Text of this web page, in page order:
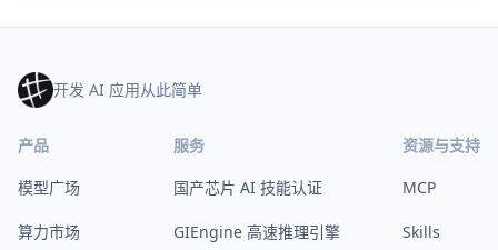
开发 AI 应用从此简单
产品
模型广场
算力市场
服务
国产芯片 AI 技能认证
GIEngine 高速推理引擎
资源与支持
MCP
Skills